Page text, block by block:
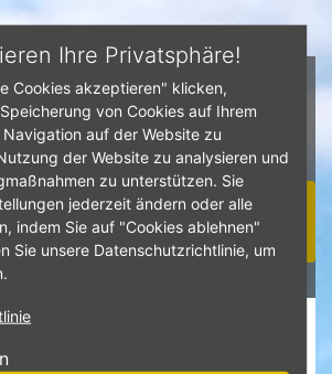
Ihre Privatsphäre!
Cookies akzeptieren" klicken,
von Cookies auf Ihrem
auf der Website zu
der Website zu analysieren und
zu unterstützen. Sie
jederzeit ändern oder alle
indem Sie auf "Cookies ablehnen"
Sie unsere Datenschutzrichtlinie, um
☰